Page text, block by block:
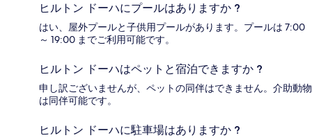
ヒルトン ドーハにプールはありますか ?
はい、屋外プールと子供用プールがあります。プールは 7:00
～ 19:00 までご利用可能です。
ヒルトン ドーハはペットと宿泊できますか ?
申し訳ございませんが、ペットの同伴はできません。介助動物
は同伴可能です。
ヒルトン ドーハに駐車場はありますか ?